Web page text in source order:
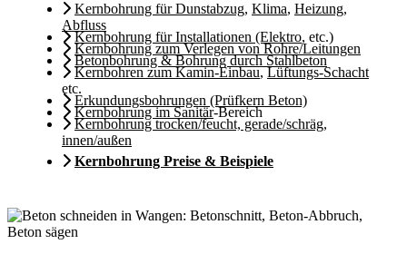
Kernbohrung für Dunstabzug, Klima, Heizung,
Abfluss
Kernbohrung für Installationen (Elektro, etc.)
Kernbohrung zum Verlegen von Rohre/Leitungen
Betonbohrung & Bohrung durch Stahlbeton
Kernbohren zum Kamin-Einbau,Lüftungs-Schacht
etc.
Erkundungsbohrungen (Prüfkern Beton)
Kernbohrung im Sanitär-Bereich
Kernbohrung trocken/feucht, gerade/schräg,
innen/außen
Kernbohrung Preise & Beispiele